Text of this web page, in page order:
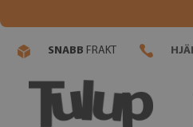
SNABB FRAKT